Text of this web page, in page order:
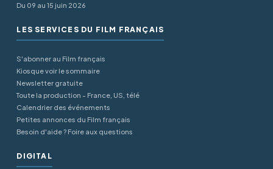
Du 09 au 15 juin 2026
LES SERVICES DU FILM FRANÇAIS
S'abonner au Film français
Kiosque voir le sommaire
Newsletter gratuite
Toute la production - France, US, télé
Calendrier des événements
Petites annonces du Film français
Besoin d'aide ? Foire aux questions
DIGITAL